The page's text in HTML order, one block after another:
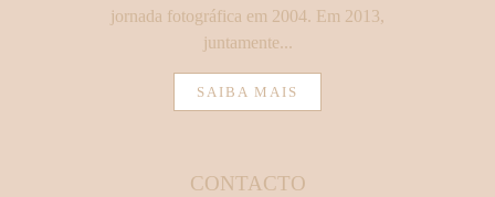
jornada fotográfica em 2004. Em 2013,
juntamente...
SAIBA MAIS
CONTACTO